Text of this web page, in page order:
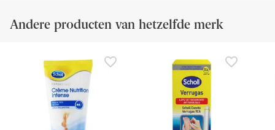
Andere producten van hetzelfde merk